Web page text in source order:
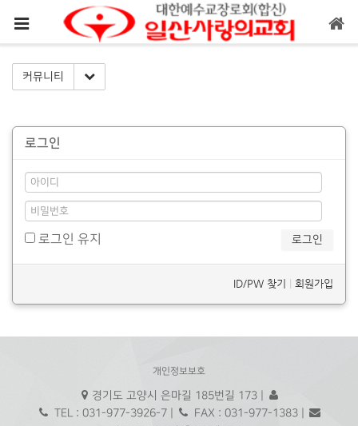
커뮤니티 Toggle Dropdown
로그인
로그인 유지
ID/PW 찾기 회원가입
개인정보보호
경기도 고양시 은마길 185번길 173 |
TEL : 031-977-3926-7 |
FAX : 031-977-1383 |